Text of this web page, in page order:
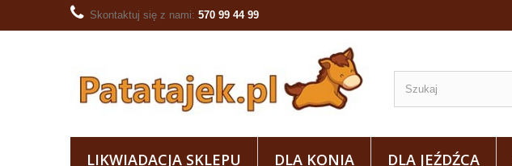
Skontaktuj się z nami: 570 99 44 99
LIKWIADACJA SKLEPU DLA KONIA DLA JEŹDŹCA